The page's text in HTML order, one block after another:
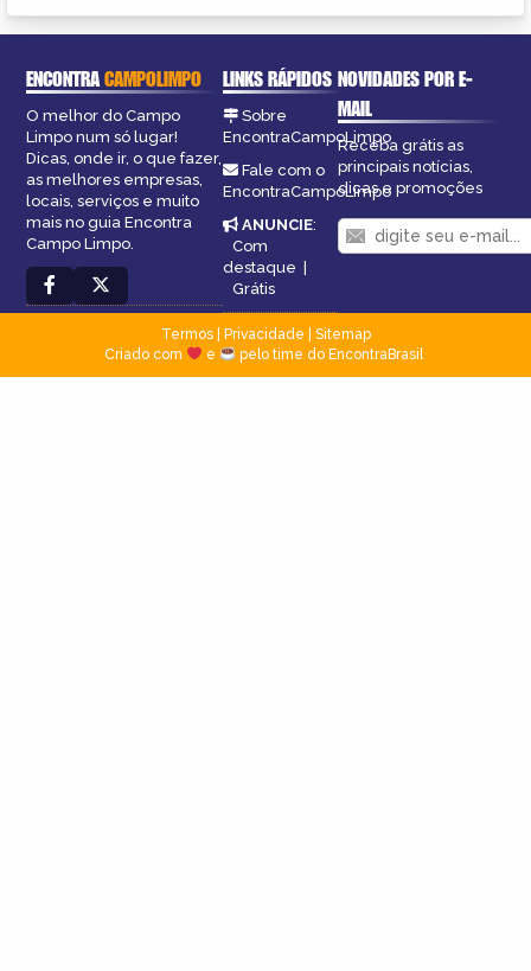
ENCONTRACAMPOLIMPO
O melhor do Campo
Limpo num só lugar!
Dicas, onde ir, o que fazer,
as melhores empresas,
locais, serviços e muito
mais no guia Encontra
Campo Limpo.
LINKS RÁPIDOS
Sobre
EncontraCampoLimpo
Fale com o
EncontraCampoLimpo
ANUNCIE:
Com
destaque
Grátis
NOVIDADES POR E-
MAIL
Receba grátis as
principais notícias,
dicas e promoções
Termos| Privacidade
Sitemap
Criado com
e pelo time do EncontraBrasil